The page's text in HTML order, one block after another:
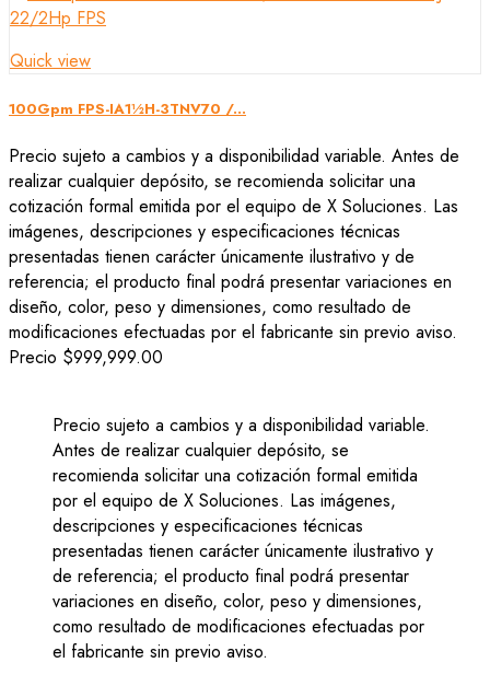
Quick view
100Gpm FPS-IA1½H-3TNV70 /...
Precio sujeto a cambios y a disponibilidad variable. Antes de
realizar cualquier depósito, se recomienda solicitar una
cotización formal emitida por el equipo de X Soluciones. Las
imágenes, descripciones y especificaciones técnicas
presentadas tienen carácter únicamente ilustrativo y de
referencia; el producto final podrá presentar variaciones en
diseño, color, peso y dimensiones, como resultado de
modificaciones efectuadas por el fabricante sin previo aviso.
Precio $999,999.00
Precio sujeto a cambios y a disponibilidad variable.
Antes de realizar cualquier depósito, se
recomienda solicitar una cotización formal emitida
por el equipo de X Soluciones. Las imágenes,
descripciones y especificaciones técnicas
presentadas tienen carácter únicamente ilustrativo y
de referencia; el producto final podrá presentar
variaciones en diseño, color, peso y dimensiones,
como resultado de modificaciones efectuadas por
el fabricante sin previo aviso.